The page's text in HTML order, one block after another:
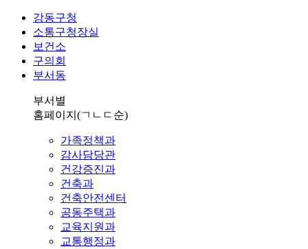
강동구청
소통구청장실
보건소
구의회
부서동
부서별
홈페이지 (ㄱㄴㄷ순)
가족정책과
감사담당관
건강증진과
건축과
건축안전센터
공동주택과
교육지원과
교통행정과